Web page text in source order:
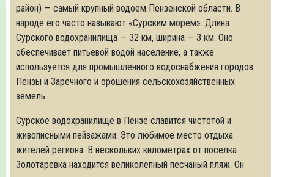
район) — самый крупный водоем Пензенской области. В
народе его часто называют «Сурским морем». Длина
Сурского водохранилища — 32 км, ширина — 3 км. Оно
обеспечивает питьевой водой население, а также
используется для промышленного водоснабжения городов
Пензы и Заречного и орошения сельскохозяйственных
земель.
Сурское водохранилище в Пензе славится чистотой и
живописными пейзажами. Это любимое место отдыха
жителей региона. В нескольких километрах от поселка
Золотаревка находится великолепный песчаный пляж. Он